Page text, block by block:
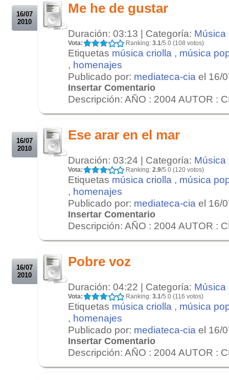
16/07
2010
Me he de gustar
Duración: 03:13 | Categoría: Música
Vota: Ranking: 3.1/5.0 (108 votos)
Etiquetas música criolla , música
, homenajes
Publicado por: mediateca-cia el 16/
Insertar Comentario
Descripción: AÑO : 2004 AUTOR :
16/07
2010
Ese arar en el mar
Duración: 03:24 | Categoría: Música
Vota: Ranking: 2.9/5.0 (120 votos)
Etiquetas música criolla , música
, homenajes
Publicado por: mediateca-cia el 16/
Insertar Comentario
Descripción: AÑO : 2004 AUTOR :
16/07
2010
Pobre voz
Duración: 04:22 | Categoría: Música
Vota: Ranking: 3.1/5.0 (116 votos)
Etiquetas música criolla , música
, homenajes
Publicado por: mediateca-cia el 16/
Insertar Comentario
Descripción: AÑO : 2004 AUTOR :